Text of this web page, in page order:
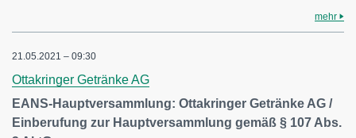
mehr
21.05.2021 – 09:30
Ottakringer Getränke AG
EANS-Hauptversammlung: Ottakringer Getränke AG /
Einberufung zur Hauptversammlung gemäß § 107 Abs.